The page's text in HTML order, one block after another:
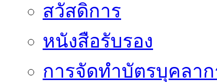
สวัสดิการ
หนังสือรับรอง
การจัดทำบัตรบุคลา